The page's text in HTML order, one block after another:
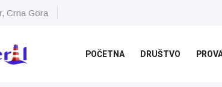
Crna Gora
POČETNA DRUŠTVO